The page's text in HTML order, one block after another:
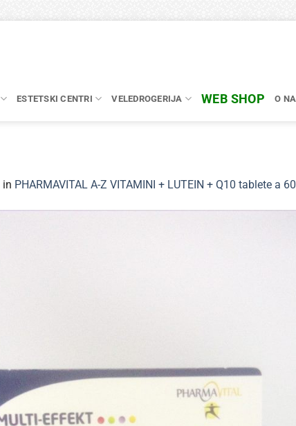
ESTETSKI CENTRI VELEDROGERIJA WEB SHOP O
in PHARMAVITAL A-Z VITAMINI + LUTEIN + Q10 tablete a